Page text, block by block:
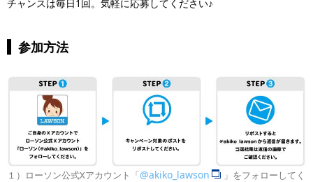
チャンスは毎日1回。気軽に応募してください♪
参加方法
１）ローソン公式Xアカウント「@akiko_lawson
」をフォローしてく